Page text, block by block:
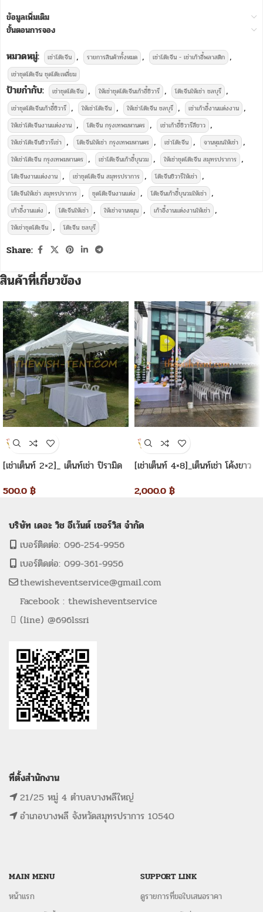
ข้อมูลเพิ่มเติม
ขั้นตอนการจอง
หมวดหมู่: เช่าโต๊ะจีน , รายการสินค้าทั้งหมด , เช่าโต๊ะจีน - เช่าเก้าอี้พลาสติก ,
เช่าชุดโต๊ะจีน ชุดโต๊ะเหลี่ยม
ป้ายกำกับ: เช่าชุดโต๊ะจีน , ให้เช่าชุดโต๊ะจีนเก้าอี้ชิวารี , โต๊ะจีนให้เช่า ชลบุรี ,
เช่าชุดโต๊ะจีนเก้าอี้ชิวารี , ให้เช่าโต๊ะจีน , ให้เช่าโต๊ะจีน ชลบุรี , เช่าเก้าอี้งานแต่งงาน ,
ให้เช่าโต๊ะจีนงานแต่งงาน , โต๊ะจีน กรุงเทพมหานคร , เช่าเก้าอี้ชิวารีสีขาว ,
ให้เช่าโต๊ะจีนชิวารีเช่า , โต๊ะจีนให้เช่า กรุงเทพมหานคร , เช่าโต๊ะจีน , จานหุมนให้เช่า ,
ให้เช่าโต๊ะจีน กรุงเทพมหานคร , เช่าโต๊ะจีนเก้าอี้บุนวม , ให้เช่าชุดโต๊ะจีน สมุทรปราการ ,
โต๊ะจีนงานแต่งงาน , เช่าชุดโต๊ะจีน สมุทรปราการ , โต๊ะจีนชิวารีให้เช่า ,
โต๊ะจีนให้เช่า สมุทรปราการ , ชุดโต๊ะจีนงานแต่ง , โต๊ะจีนเก้าอี้บุนวมให้เช่า ,
เก้าอี้งานแต่ง , โต๊ะจีนให้เช่า , ให้เช่าจานหมุน , เก้าอี้งานแต่งงานให้เช่า ,
ให้เช่าชุดโต๊ะจีน , โต๊ะจีน ชลบุรี
Share:
สินค้าที่เกี่ยวข้อง
[เช่าเต็นท์ 2×2]_ เต็นท์เช่า ปิรามิด
500.0 ฿
[เช่าเต็นท์ 4×8]_เต็นท์เช่า โค้งขาว
2,000.0 ฿
บริษัท เดอะ วิช อีเว้นต์ เซอร์วิส จำกัด
เบอร์ติดต่อ: 096-254-9956
เบอร์ติดต่อ: 099-361-9956
thewisheventservice@gmail.com
Facebook : thewisheventservice
(line) @696lssri
ที่ตั้งสำนักงาน
21/25 หมู่ 4 ตำบลบางพลีใหญ่
อำเภอบางพลี จังหวัดสมุทรปราการ 10540
MAIN MENU
หน้าแรก
SUPPORT LINK
ดูรายการที่ขอใบเสนอราคา